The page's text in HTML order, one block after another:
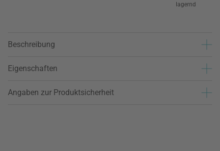
lagernd
Beschreibung
Eigenschaften
Angaben zur Produktsicherheit